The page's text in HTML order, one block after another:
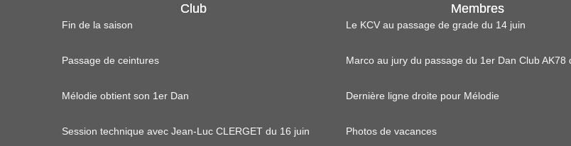
Club
Fin de la saison
Passage de ceintures
Mélodie obtient son 1er Dan
Session technique avec Jean-Luc CLERGET du 16 juin
Membres
Le KCV au passage de grade du 14 juin
Marco au jury du passage du 1er Dan Club AK78
Dernière ligne droite pour Mélodie
Photos de vacances